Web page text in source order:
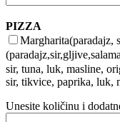
PIZZA
Margharita(paradajz,
sir, tuna, luk, masline,
sir, tikvice, paprika, luk,
Unesite količinu i